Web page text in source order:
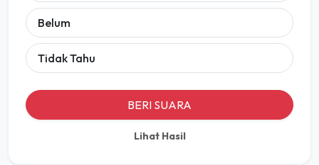
Belum
Tidak Tahu
BERI SUARA
Lihat Hasil